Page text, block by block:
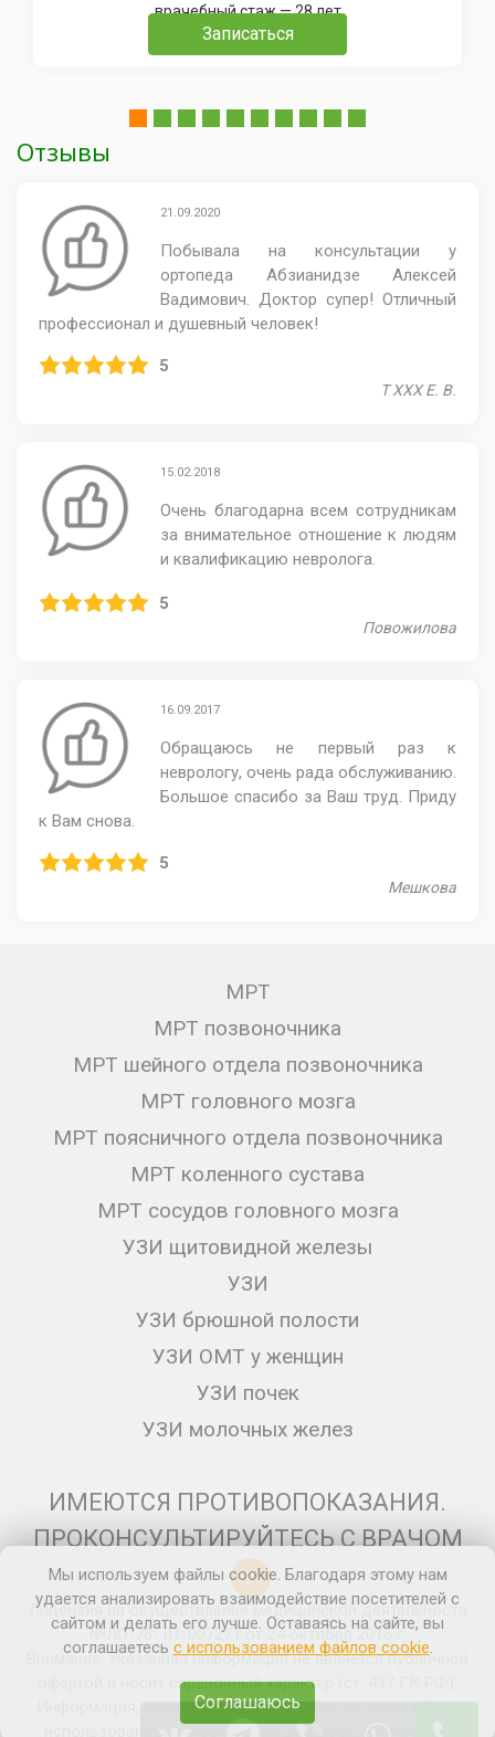
врачебный стаж — 28 лет
Записаться
Отзывы
21.09.2020
Побывала на консультации у
ортопеда Абзианидзе Алексей
Вадимович. Доктор супер! Отличный
профессионал и душевный человек!
5
Т ХХХ Е. В.
15.02.2018
Очень благодарна всем сотрудникам
за внимательное отношение к людям
и квалификацию невролога.
5
Повожилова
16.09.2017
Обращаюсь не первый раз к
неврологу, очень рада обслуживанию.
Большое спасибо за Ваш труд. Приду
к Вам снова.
5
Мешкова
МРТ
МРТ позвоночника
МРТ шейного отдела позвоночника
МРТ головного мозга
МРТ поясничного отдела позвоночника
МРТ коленного сустава
МРТ сосудов головного мозга
УЗИ щитовидной железы
УЗИ
УЗИ брюшной полости
УЗИ ОМТ у женщин
УЗИ почек
УЗИ молочных желез
ИМЕЮТСЯ ПРОТИВОПОКАЗАНИЯ.
ПРОКОНСУЛЬТИРУЙТЕСЬ С ВРАЧОМ
12+
Лицензия на осуществление медицинской деятельности
№ЛО-78- 01-007271 от 24 октября 2016 г.
Внимание: Указанная информация не является публичной
офертой и носит справочный характер (ст. 437 ГК РФ).
Информация, представленная на сайте, не может быть
Мы используем файлы cookie. Благодаря этому нам
удается анализировать взаимодействие посетителей с
сайтом и делать его лучше. Оставаясь на сайте, вы
соглашаетесь с использованием файлов cookie.
Соглашаюсь